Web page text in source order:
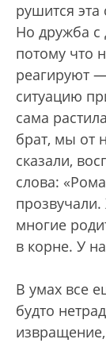
рушится
Но дружба с
потому что
реагируют
ситуацию
сама
брат, мы от
сказали,
слова:
многие
в корне. У
В умах все
будто